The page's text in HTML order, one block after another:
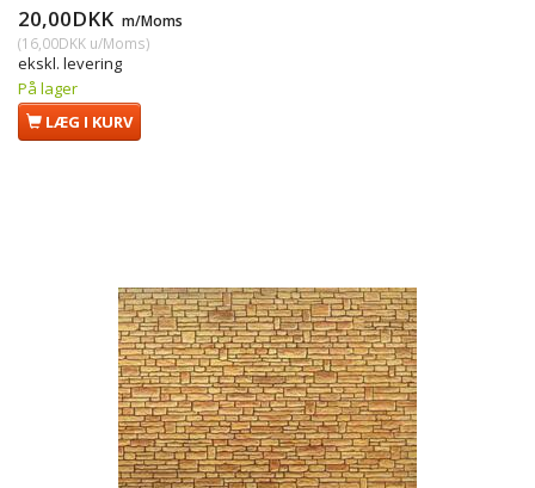
20,00DKK m/Moms
(16,00DKK u/Moms)
ekskl. levering
På lager
LÆG I KURV